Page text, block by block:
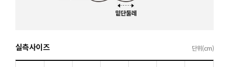
실측사이즈 단위(cm)